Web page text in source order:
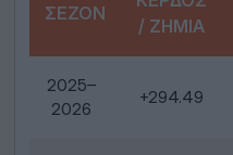
ΣΕΖΌΝ
/ ΖΗΜΊΑ
2025–
2026
+294.49